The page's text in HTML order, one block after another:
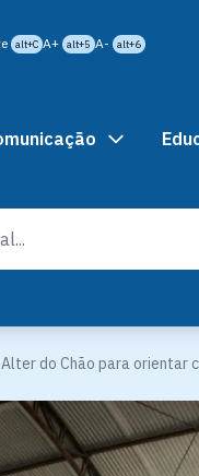
alt+C A+ alt+5 A- alt+6
do Chão para orientar